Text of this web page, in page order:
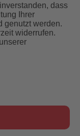
dass
Ihrer
genutzt werden.
widerrufen.